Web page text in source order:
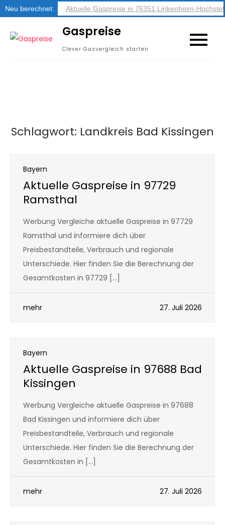
Neu berechnet: Aktuelle Gaspreise in 76351 Linkenheim-
Gaspreise
Clever Gasvergleich starten
Schlagwort: Landkreis Bad Kissingen
Bayern
Aktuelle Gaspreise in 97729
Ramsthal
Werbung Vergleiche aktuelle Gaspreise in 97729
Ramsthal und informiere dich über
Preisbestandteile, Verbrauch und regionale
Unterschiede. Hier finden Sie die Berechnung der
Gesamtkosten in 97729 […]
mehr 27. Juli 2026
Bayern
Aktuelle Gaspreise in 97688 Bad
Kissingen
Werbung Vergleiche aktuelle Gaspreise in 97688
Bad Kissingen und informiere dich über
Preisbestandteile, Verbrauch und regionale
Unterschiede. Hier finden Sie die Berechnung der
Gesamtkosten in […]
mehr 27. Juli 2026